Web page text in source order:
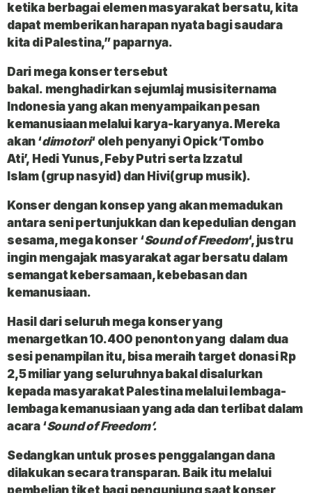
ketika berbagai elemen masyarakat bersatu, kita
dapat memberikan harapan nyata bagi saudara
kita di Palestina,” paparnya.
Dari mega konser tersebut
bakal. menghadirkan sejumlaj musisiternama
Indonesiayang akan menyampaikan pesan
kemanusiaan melalui karya-karyanya. Mereka
akan ‘dimotori‘ oleh penyanyi Opick‘Tombo
Ati’, Hedi Yunus, Feby Putri serta Izzatul
Islam(grup nasyid) dan Hivi(grup musik).
Konser dengan konsep yang akan memadukan
antara seni pertunjukkan dan kepedulian dengan
sesama, mega konser ‘Soundof Freedom‘, justru
ingin mengajak masyarakat agar bersatu dalam
semangat kebersamaan, kebebasan dan
kemanusiaan.
Hasil dari seluruh mega konser yang
menargetkan10.400 penontonyang dalam dua
sesi penampilan itu, bisa meraihtarget donasi Rp
2,5miliar yang seluruhnya bakal disalurkan
kepada masyarakat Palestina melalui lembaga-
lembaga kemanusiaan yang ada dan terlibat dalam
acara ‘Sound of Freedom’.
Sedangkan untuk proses penggalangan dana
dilakukan secara transparan. Baik itu melalui
pembelian tiket bagi pengunjung saat konser